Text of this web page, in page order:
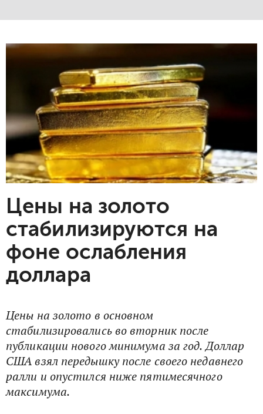
Цены на золото
стабилизируются на
фоне ослабления
доллара
Цены на золото в основном
стабилизировались во вторник после
публикации нового минимума за год. Доллар
США взял передышку после своего недавнего
ралли и опустился ниже пятимесячного
максимума.